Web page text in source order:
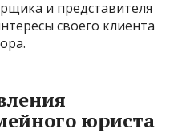
и представителя
своего клиента
юриста